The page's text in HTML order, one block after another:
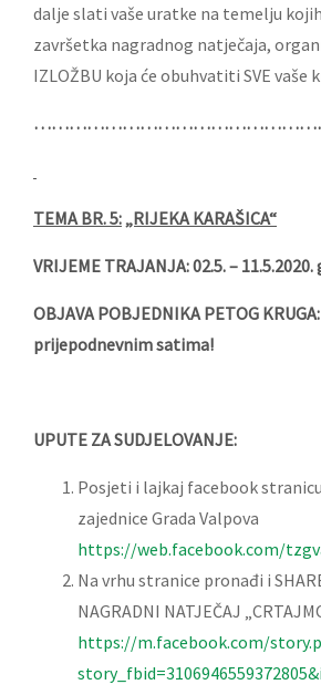
dalje slati vaše uratke na temelju
završetka nagradnog natječaja,
IZLOŽBU koja će obuhvatiti SVE vaše
TEMA BR.5: „RIJEKA KARAŠICA“
VRIJEME TRAJANJA: 02.5. –
OBJAVA POBJEDNIKA PETOG
prijepodnevnim satima!
UPUTE ZA SUDJELOVANJE:
Posjeti i lajkaj facebook
zajednice Grada Valpova
https://web.facebook.com/
Na vrhu stranice pronađi i
NAGRADNI NATJEČAJ
https://m.facebook.com/